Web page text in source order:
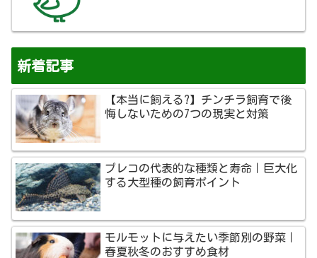
新着記事
【本当に飼える?】チンチラ飼育で後
悔しないための7つの現実と対策
プレコの代表的な種類と寿命｜巨大化
する大型種の飼育ポイント
モルモットに与えたい季節別の野菜｜
春夏秋冬のおすすめ食材